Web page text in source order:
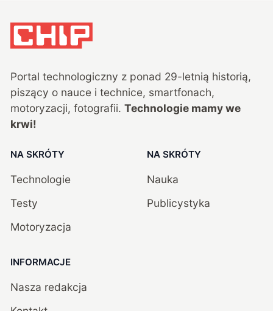
Portal technologiczny z ponad 29-letnią historią,
piszący o nauce i technice, smartfonach,
motoryzacji, fotografii. Technologie mamy we
krwi!
NA SKRÓTY
Technologie
Testy
Motoryzacja
NA SKRÓTY
Nauka
Publicystyka
INFORMACJE
Nasza redakcja